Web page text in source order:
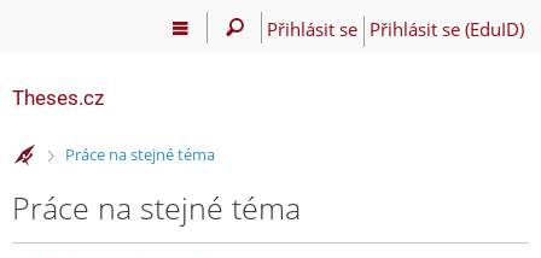
Přihlásit se Přihlásit se (EduID)
Theses.cz
>Práce na stejné téma
Práce na stejné téma